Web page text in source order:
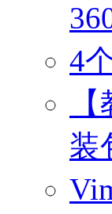
4
装